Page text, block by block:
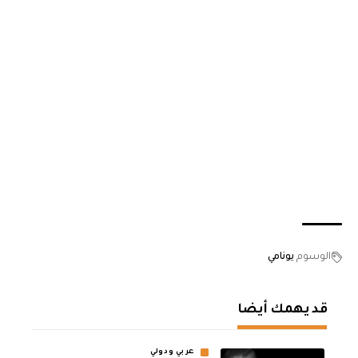
الوسوم يونامي
قد يهمك أيضا
عربي ودولي